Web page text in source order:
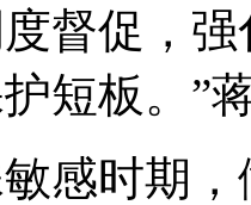
督促，
短板。”
时期，